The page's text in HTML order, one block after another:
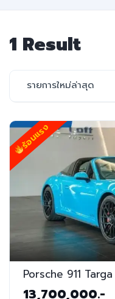
1 Result
รายการใหม่ล่าสุด
ร้อนแรง
13,700,000.-